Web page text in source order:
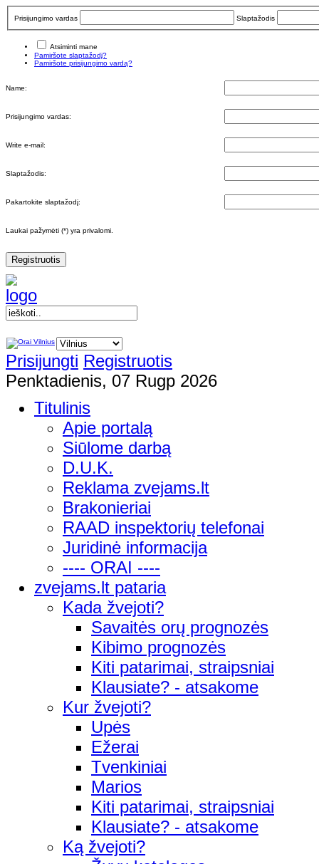
Prisijungimo vardas Slaptažodis
Atsiminti mane
Pamiršote slaptažodį?
Pamiršote prisijungimo vardą?
Name:
Prisijungimo vardas:
Write e-mail:
Slaptažodis:
Pakartokite slaptažodį:
Laukai pažymėti (*) yra privalomi.
Registruotis
Prisijungti Registruotis
Penktadienis, 07 Rugp 2026
Titulinis
Apie portalą
Siūlome darbą
D.U.K.
Reklama zvejams.lt
Brakonieriai
RAAD inspektorių telefonai
Juridinė informacija
---- ORAI ----
zvejams.lt pataria
Kada žvejoti?
Savaitės orų prognozės
Kibimo prognozės
Kiti patarimai, straipsniai
Klausiate? - atsakome
Kur žvejoti?
Upės
Ežerai
Tvenkiniai
Marios
Kiti patarimai, straipsniai
Klausiate? - atsakome
Ką žvejoti?